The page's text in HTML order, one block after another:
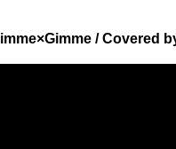
/ Covered